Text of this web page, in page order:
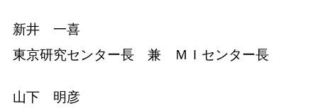
新井 一喜
東京研究センター長 兼 ＭＩセンター長
山下 明彦